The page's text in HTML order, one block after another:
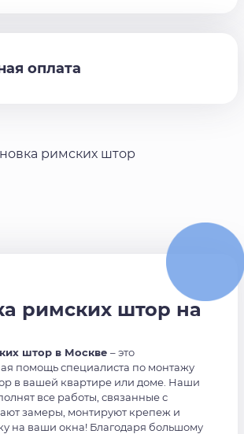
оплата
римских штор
римских штор на
штор в Москве – это
помощь специалиста по монтажу
в вашей квартире или доме. Наши
все работы, связанные с
замеры, монтируют крепеж и
на ваши окна! Благодаря большому